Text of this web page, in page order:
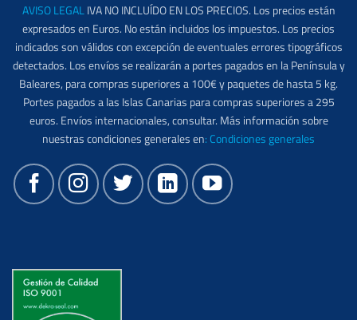
AVISO LEGALIVA NO INCLUÍDO EN LOS PRECIOS. Los precios están
expresados en Euros. No están incluidos los impuestos. Los precios
indicados son válidos con excepción de eventuales errores tipográficos
detectados. Los envíos se realizarán a portes pagados en la Península y
Baleares, para compras superiores a 100€ y paquetes de hasta 5 kg.
Portes pagados a las Islas Canarias para compras superiores a 295
euros. Envíos internacionales, consultar. Más información sobre
nuestras condiciones generales en: Condiciones generales